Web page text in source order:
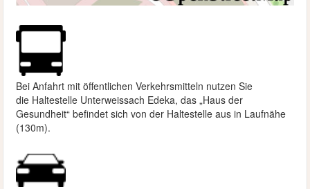
Bei Anfahrt mit öffentlichen Verkehrsmitteln nutzen Sie
die Haltestelle Unterweissach Edeka, das „Haus der
Gesundheit“ befindet sich von der Haltestelle aus in Laufnähe
(130m).